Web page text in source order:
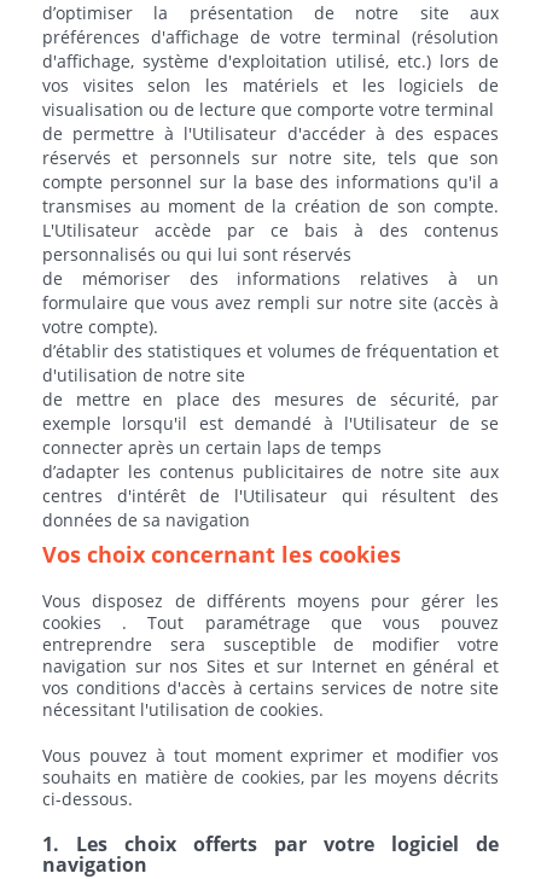
d’optimiser la présentation de notre site aux
préférences d'affichage de votre terminal (résolution
d'affichage, système d'exploitation utilisé, etc.) lors de
vos visites selon les matériels et les logiciels de
visualisation ou de lecture que comporte votre terminal
de permettre à l'Utilisateur d'accéder à des espaces
réservés et personnels sur notre site, tels que son
compte personnel sur la base des informations qu'il a
transmises au moment de la création de son compte.
L'Utilisateur accède par ce bais à des contenus
personnalisés ou qui lui sont réservés
de mémoriser des informations relatives à un
formulaire que vous avez rempli sur notre site (accès à
votre compte).
d’établir des statistiques et volumes de fréquentation et
d'utilisation de notre site
de mettre en place des mesures de sécurité, par
exemple lorsqu'il est demandé à l'Utilisateur de se
connecter après un certain laps de temps
d’adapter les contenus publicitaires de notre site aux
centres d'intérêt de l'Utilisateur qui résultent des
données de sa navigation
Vos choix concernant les cookies
Vous disposez de différents moyens pour gérer les
cookies . Tout paramétrage que vous pouvez
entreprendre sera susceptible de modifier votre
navigation sur nos Sites et sur Internet en général et
vos conditions d'accès à certains services de notre site
nécessitant l'utilisation de cookies.
Vous pouvez à tout moment exprimer et modifier vos
souhaits en matière de cookies, par les moyens décrits
ci-dessous.
1. Les choix offerts par votre logiciel de
navigation